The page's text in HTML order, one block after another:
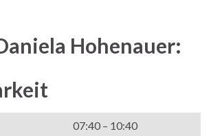
Hohenauer:
07:40 – 10:40